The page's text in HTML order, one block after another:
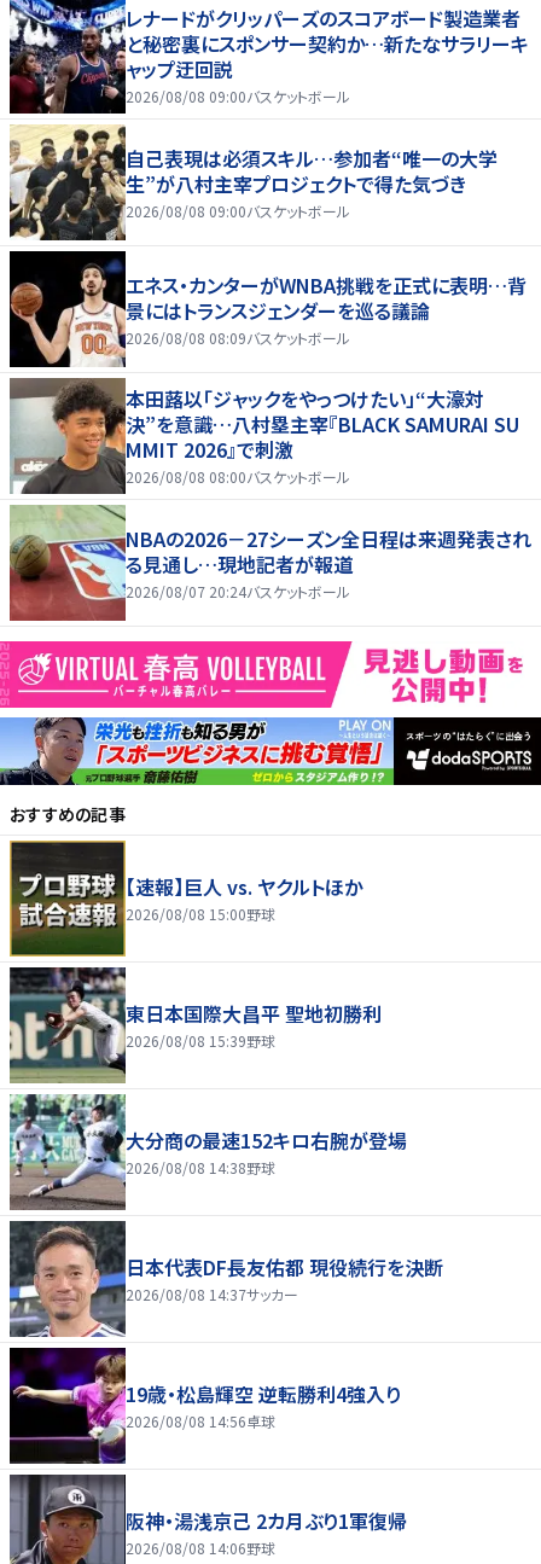
レナードがクリッパーズのスコアボード製造業者
と秘密裏にスポンサー契約か‬…新たなサラリーキ
ャップ迂回説
2026/08/08 09:00バスケットボール
自己表現は必須スキル…参加者“唯一の大学
生”が八村主宰プロジェクトで得た気づき
2026/08/08 09:00バスケットボール
エネス・カンターがWNBA挑戦を正式に表明…背
景にはトランスジェンダーを巡る議論
2026/08/08 08:09バスケットボール
本田蕗以「ジャックをやっつけたい」“大濠対
決”を意識…八村塁主宰『BLACK SAMURAI SU
MMIT 2026』で刺激
2026/08/08 08:00バスケットボール
NBAの2026－27シーズン全日程は来週発表され
る見通し…現地記者が報道
2026/08/07 20:24バスケットボール
おすすめの記事
【速報】巨人 vs. ヤクルトほか
2026/08/08 15:00野球
東日本国際大昌平 聖地初勝利
2026/08/08 15:39野球
大分商の最速152キロ右腕が登場
2026/08/08 14:38野球
日本代表DF長友佑都 現役続行を決断
2026/08/08 14:37サッカー
19歳・松島輝空 逆転勝利4強入り
2026/08/08 14:56卓球
阪神・湯浅京己 2カ月ぶり1軍復帰
2026/08/08 14:06野球